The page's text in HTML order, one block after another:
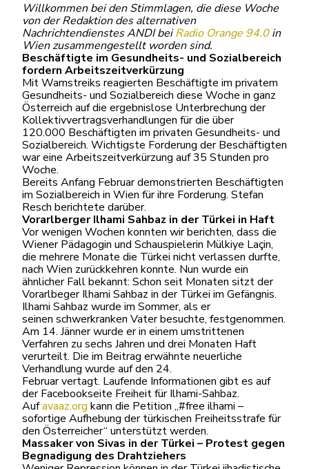
Willkommen bei den Stimmlagen, die diese Woche
von der Redaktion des alternativen
Nachrichtendienstes ANDI beiRadio Orange 94.0in
Wien zusammengestellt worden sind.
Beschäftigte im Gesundheits- und Sozialbereich
fordern Arbeitszeitverkürzung
Mit Warnstreiks reagierten Beschäftigte im privatem
Gesundheits- und Sozialbereich diese Woche in ganz
Österreich auf die ergebnislose Unterbrechung der
Kollektivvertragsverhandlungen für die über
120.000 Beschäftigten im privaten Gesundheits- und
Sozialbereich. Wichtigste Forderung der Beschäftigten
war eine Arbeitszeitverkürzung auf 35 Stunden pro
Woche.
Bereits Anfang Februar demonstrierten Beschäftigten
im Sozialbereich in Wien für ihre Forderung. Stefan
Resch berichtete darüber.
Vorarlberger Ilhami Sahbaz in der Türkei in Haft
Vor wenigen Wochen konnten wir berichten, dass die
Wiener Pädagogin und Schauspielerin Mülkiye Laçin,
die mehrere Monate die Türkei nicht verlassen durfte,
nach Wien zurückkehren konnte. Nun wurde ein
ähnlicher Fall bekannt: Schon seit Monaten sitzt der
Vorarlbeger Ilhami Sahbaz in der Türkei im Gefängnis.
Ilhami Sahbaz wurde im Sommer, als er
seinen schwerkranken Vater besuchte, festgenommen.
Am 14. Jänner wurde er in einem umstrittenen
Verfahren zu sechs Jahren und drei Monaten Haft
verurteilt. Die im Beitrag erwähnte neuerliche
Verhandlung wurde auf den 24.
Februar vertagt. Laufende Informationen gibt es auf
der Facebookseite Freiheit für Ilhami-Sahbaz.
Aufavaaz.org kann die Petition „#free ilhami –
sofortige Aufhebung der türkischen Freiheitsstrafe für
den Österreicher“ unterstützt werden.
Massaker von Sivas in der Türkei – Protest gegen
Begnadigung des Drahtziehers